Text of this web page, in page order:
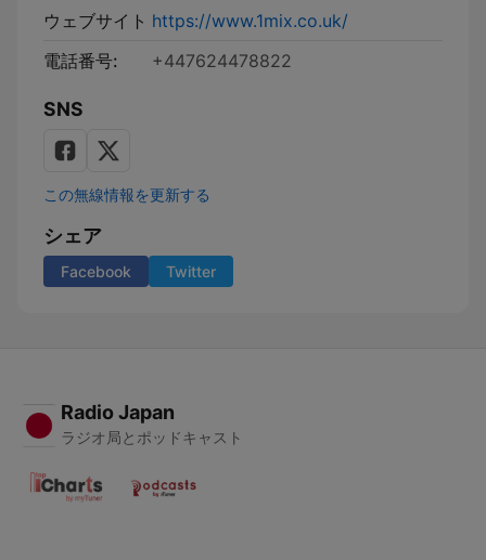
ウェブサイト https://www.1mix.co.uk/
電話番号:
+447624478822
SNS
この無線情報を更新する
シェア
Facebook Twitter
Radio Japan
ラジオ局とポッドキャスト